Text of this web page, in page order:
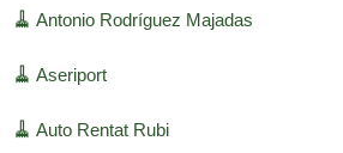
🧹 Antonio Rodríguez Majadas
🧹 Aseriport
🧹 Auto Rentat Rubi